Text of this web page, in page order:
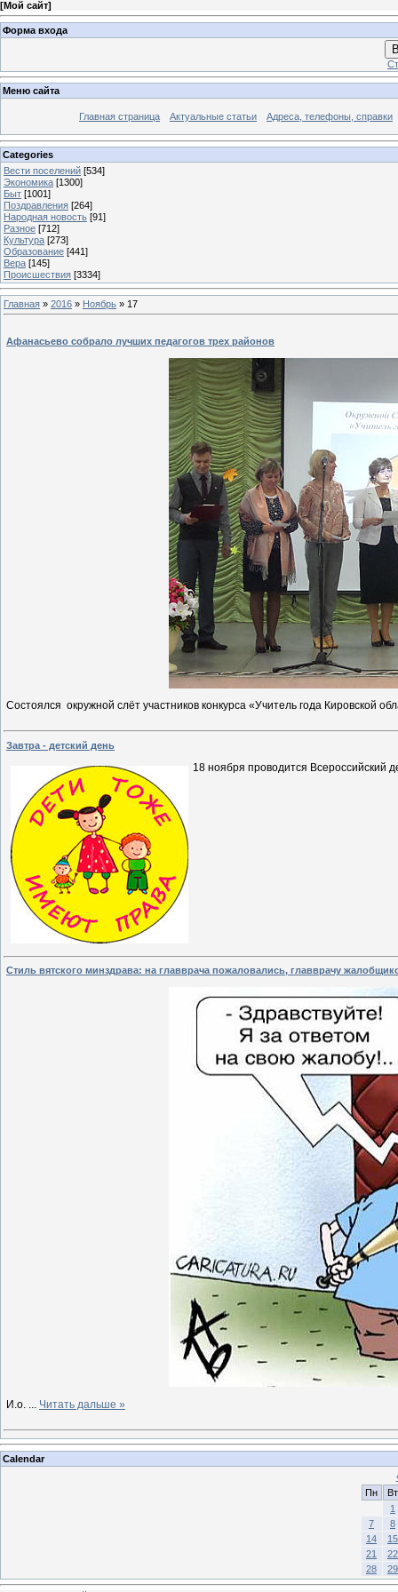
[Мой сайт]
Форма входа
Меню сайта
Главная страница Актуальные статьи Адреса, телефоны, справки
Categories
Вести поселений [534]
Экономика [1300]
Быт [1001]
Поздравления [264]
Народная новость [91]
Разное [712]
Культура [273]
Образование [441]
Вера [145]
Происшествия [3334]
Главная » 2016 » Ноябрь » 17
Афанасьево собрало лучших педагогов трех районов
Состоялся окружной слёт участников конкурса «Учитель года Кировской
Завтра - детский день
18 ноября проводится Всероссийский
Стиль вятского минздрава: на главврача пожаловались, главврачу
И.о. Читать дальше »
Calendar
Пн
Вт
1
7
8
14
15
21
22
28
29